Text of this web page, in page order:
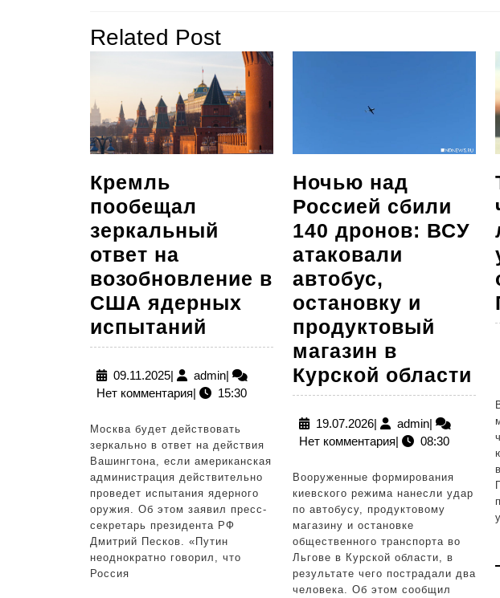
записям
запись:
Related Post
Кремль
пообещал
зеркальный
ответ на
возобновление в
США ядерных
испытаний
пообещал
зеркальный
ответ
на
возобновление
в
США
ядерных
испытаний
09.11.202509.11.2025
| adminadmin
|
Нет комментария| 15:30
Москва будет действовать
зеркально в ответ на действия
Вашингтона, если американская
администрация действительно
проведет испытания ядерного
оружия. Об этом заявил пресс-
секретарь президента РФ
Дмитрий Песков. «Путин
неоднократно говорил, что
Россия
Ночью над
Россией сбили
140 дронов: ВСУ
атаковали
автобус,
остановку и
продуктовый
магазин в
Курской области
19.07.202619.07.2026
| adminadmin
|
Нет комментария| 08:30
Вооруженные формирования
киевского режима нанесли удар
по автобусу, продуктовому
магазину и остановке
общественного транспорта во
Льгове в Курской области, в
результате чего пострадали два
человека. Об этом сообщил